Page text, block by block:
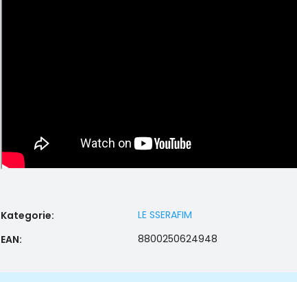
Kategorie:
LE SSERAFIM
EAN: 8800250624948